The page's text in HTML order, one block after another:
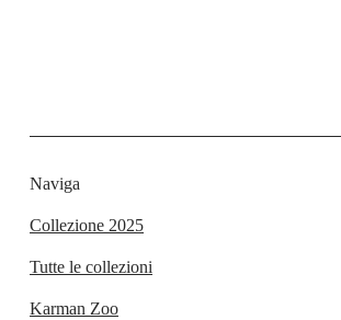
Naviga
Collezione 2025
Tutte le collezioni
Karman Zoo